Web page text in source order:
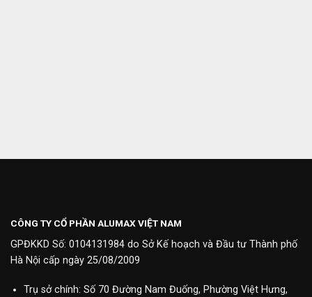
CÔNG TY CỔ PHẦN ALUMAX VIỆT NAM
GPĐKKD Số: 0104131984 do Sở Kế hoạch và Đầu tư Thành phố
Hà Nội cấp ngày 25/08/2009
Trụ sở chính: Số 70 Đường Nam Đuống, Phường Việt Hưng,